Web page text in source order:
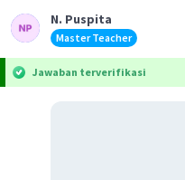
N. Puspita
Master Teacher
Jawaban terverifikasi